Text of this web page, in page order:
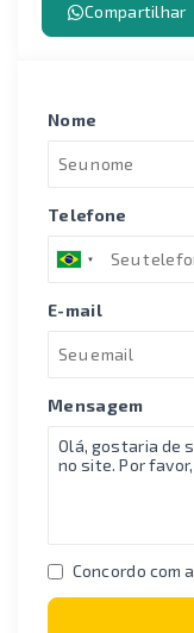
Compartilhar
Nome
Telefone
E-mail
Mensagem
Concordo com a